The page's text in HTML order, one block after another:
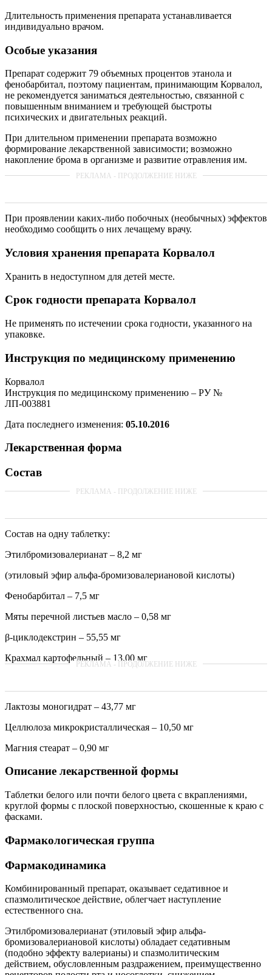
Длительность применения препарата устанавливается
индивидуально врачом.
Особые указания
Препарат содержит 79 объемных процентов этанола и
фенобарбитал, поэтому пациентам, принимающим Корвалол,
не рекомендуется заниматься деятельностью, связанной с
повышенным вниманием и требующей быстроты
психических и двигательных реакций.
При длительном применении препарата возможно
формирование лекарственной зависимости; возможно
накопление брома в организме и развитие отравления им.
При проявлении каких-либо побочных (необычных) эффектов
необходимо сообщить о них лечащему врачу.
Условия хранения препарата Корвалол
Хранить в недоступном для детей месте.
Срок годности препарата Корвалол
Не применять по истечении срока годности, указанного на
упаковке.
Инструкция по медицинскому применению
Корвалол
Инструкция по медицинскому применению – РУ №
ЛП-003881
Дата последнего изменения: 05.10.2016
Лекарственная форма
Состав
Состав на одну таблетку:
Этилбромизовалерианат – 8,2 мг
(этиловый эфир альфа-бромизовалериановой кислоты)
Фенобарбитал – 7,5 мг
Мяты перечной листьев масло – 0,58 мг
β-циклодекстрин – 55,55 мг
Крахмал картофельный – 13,00 мг
Лактозы моногидрат – 43,77 мг
Целлюлоза микрокристаллическая – 10,50 мг
Магния стеарат – 0,90 мг
Описание лекарственной формы
Таблетки белого или почти белого цвета с вкраплениями,
круглой формы с плоской поверхностью, скошенные к краю с
фасками.
Фармакологическая группа
Фармакодинамика
Комбинированный препарат, оказывает седативное и
спазмолитическое действие, облегчает наступление
естественного сна.
Этилбромизовалерианат (этиловый эфир альфа-
бромизовалериановой кислоты) обладает седативным
(подобно эффекту валерианы) и спазмолитическим
действием, обусловленным раздражением, преимущественно